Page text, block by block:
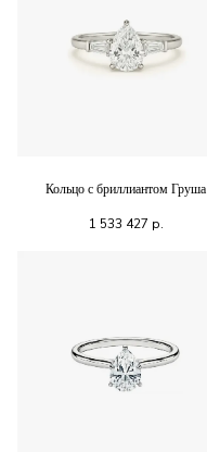
Кольцо с бриллиантом Груша
1 533 427 р.